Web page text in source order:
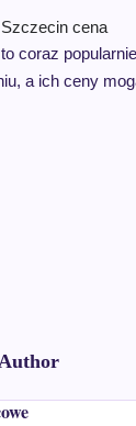
cena
coraz
a ich ceny